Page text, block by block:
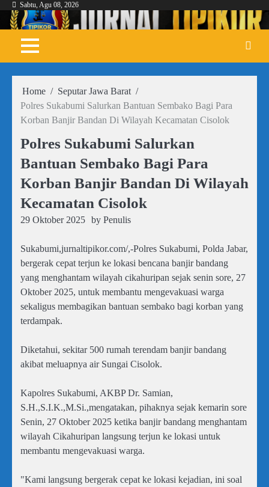
Skip Sabtu, Agu 08, 2026
Home
Seputar Jawa Barat
Polres Sukabumi Salurkan Bantuan Sembako Bagi Para
Korban Banjir Bandan Di Wilayah Kecamatan Cisolok
Polres Sukabumi Salurkan
Bantuan Sembako Bagi Para
Korban Banjir Bandan Di Wilayah
Kecamatan Cisolok
29 Oktober 2025 by Penulis
Sukabumi,jurnaltipikor.com/,-Polres Sukabumi, Polda Jabar,
bergerak cepat terjun ke lokasi bencana banjir bandang
yang menghantam wilayah cikahuripan sejak senin sore, 27
Oktober 2025, untuk membantu mengevakuasi warga
sekaligus membagikan bantuan sembako bagi korban yang
terdampak.
Diketahui, sekitar 500 rumah terendam banjir bandang
akibat meluapnya air Sungai Cisolok.
Kapolres Sukabumi, AKBP Dr. Samian,
S.H.,S.I.K.,M.Si.,mengatakan, pihaknya sejak kemarin sore
Senin, 27 Oktober 2025 ketika banjir bandang menghantam
wilayah Cikahuripan langsung terjun ke lokasi untuk
membantu mengevakuasi warga.
"Kami langsung bergerak cepat ke lokasi kejadian, ini soal